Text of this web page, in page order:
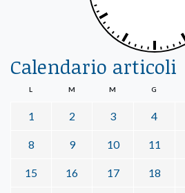
Calendario articoli
L M M G
1 2 3 4
8 9 10 11
15 16 17 18